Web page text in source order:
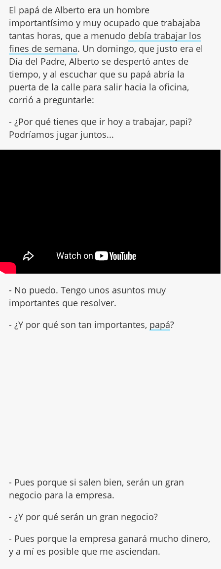
El papá de Alberto era un hombre
importantísimo y muy ocupado que trabajaba
tantas horas, que a menudo debía trabajar los
fines de semana. Un domingo, que justo era el
Día del Padre, Alberto se despertó antes de
tiempo, y al escuchar que su papá abría la
puerta de la calle para salir hacia la oficina,
corrió a preguntarle:
- ¿Por qué tienes que ir hoy a trabajar, papi?
Podríamos jugar juntos...
- No puedo. Tengo unos asuntos muy
importantes que resolver.
- ¿Y por qué son tan importantes, papá?
- Pues porque si salen bien, serán un gran
negocio para la empresa.
- ¿Y por qué serán un gran negocio?
- Pues porque la empresa ganará mucho dinero,
y a mí es posible que me asciendan.